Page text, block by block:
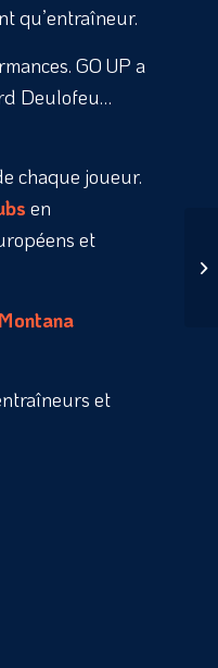
qu’entraîneur.
GO UP a
Deulofeu…
chaque joueur.
en
et
et